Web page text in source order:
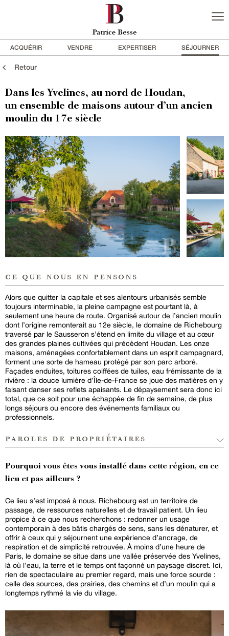
ACQUÉRIR VENDRE EXPERTISER SÉJOURNER
Retour
Dans les Yvelines, au nord de Houdan,
un ensemble de maisons autour d’un ancien
moulin du 17e siècle
ce que nous en pensons
Alors que quitter la capitale et ses alentours urbanisés semble
toujours interminable, la pleine campagne est pourtant là, à
seulement une heure de route. Organisé autour de l’ancien moulin
dont l’origine remonterait au 12e siècle, le domaine de Richebourg
traversé par le Sausseron s’étend en limite du village et au cœur
des grandes plaines cultivées qui précèdent Houdan. Les onze
maisons, aménagées confortablement dans un esprit campagnard,
forment une sorte de hameau protégé par son parc arboré.
Façades enduites, toitures coiffées de tuiles, eau frémissante de la
rivière : la douce lumière d’Île-de-France se joue des matières en y
faisant danser ses reflets apaisants. Le dépaysement sera donc ici
total, que ce soit pour une échappée de fin de semaine, de plus
longs séjours ou encore des événements familiaux ou
professionnels.
paroles de propriétaires
Pourquoi vous êtes vous installé dans cette région, en ce
lieu et pas ailleurs ?
Ce lieu s’est imposé à nous. Richebourg est un territoire de
passage, de ressources naturelles et de travail patient. Un lieu
propice à ce que nous recherchons : redonner un usage
contemporain à des bâtis chargés de sens, sans les dénaturer, et
offrir à ceux qui y séjournent une expérience d’ancrage, de
respiration et de simplicité retrouvée. À moins d’une heure de
Paris, le domaine se situe dans une vallée préservée des Yvelines,
là où l’eau, la terre et le temps ont façonné un paysage discret. Ici,
rien de spectaculaire au premier regard, mais une force sourde :
celle des sources, des prairies, des chemins et d’un moulin qui a
longtemps rythmé la vie du village.